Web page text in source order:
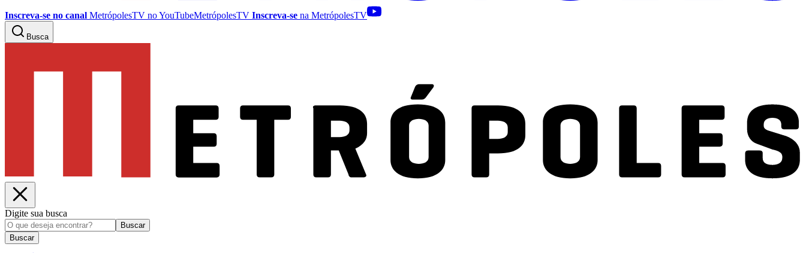
Inscreva-se no canal MetrópolesTV noYouTubeMetrópolesTV Inscreva-se na MetrópolesTV
Busca
Digite sua busca
Buscar
Buscar